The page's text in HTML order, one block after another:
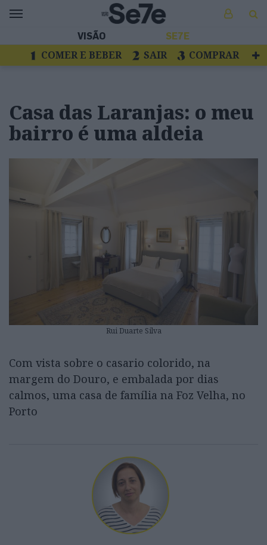
VISÃO SE7E
COMER E BEBER SAIR
COMPRAR
Casa das Laranjas: o meu
bairro é uma aldeia
Rui Duarte Silva
Com vista sobre o casario colorido, na
margem do Douro, e embalada por dias
calmos, uma casa de família na Foz Velha, no
Porto